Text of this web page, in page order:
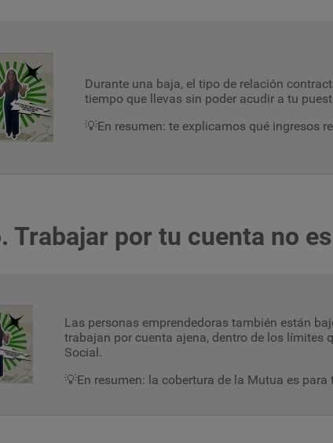
Durante una baja, el tipo de relación
tiempo que llevas sin poder acudir a tu
💡En resumen: te explicamos qué ingresos
Trabajar por tu cuenta no
Las personas emprendedoras también están
trabajan por cuenta ajena, dentro de los límites
Social.
💡En resumen: la cobertura de la Mutua es